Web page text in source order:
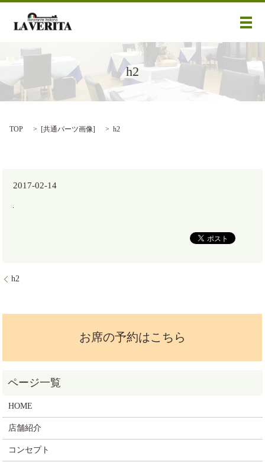
メ
h2
TOP [共通パーツ画像] h2
2017-02-14
h2
お席の予約はこちら
HOME
店舗紹介
コンセプト